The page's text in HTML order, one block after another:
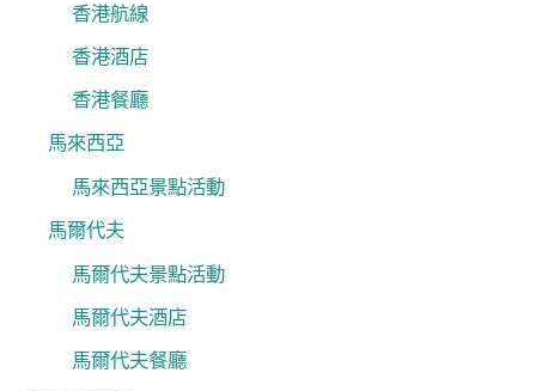
香港航線
香港酒店
香港餐廳
馬來西亞
馬來西亞景點活動
馬爾代夫
馬爾代夫景點活動
馬爾代夫酒店
馬爾代夫餐廳